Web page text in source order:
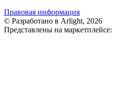
Правовая информация
© Разработано в Arlight, 2026
Представлены на маркетплейсе: